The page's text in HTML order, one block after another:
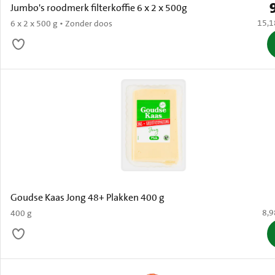
Jumbo's roodmerk filterkoffie 6 x 2 x 500g
6 x 2 x 500 g • Zonder doos €
Goudse Kaas Jong 48+ Plakken 400 g
400 g €